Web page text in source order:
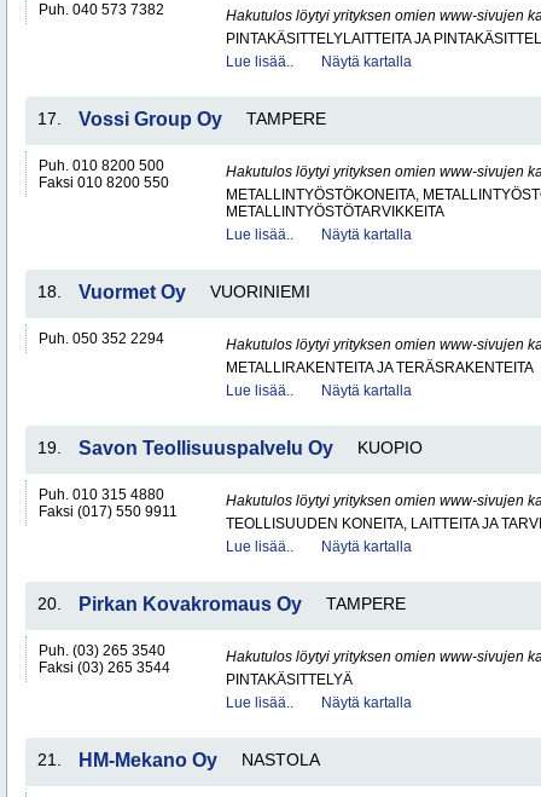
Puh. 040 573 7382
Hakutulos löytyi yrityksen omien www-sivujen
PINTAKÄSITTELYLAITTEITA JA
Lue lisää..
Näytä kartalla
17. Vossi Group Oy TAMPERE
Puh. 010 8200 500
Faksi 010 8200 550
Hakutulos löytyi yrityksen omien www-sivujen
METALLINTYÖSTÖKONEITA,
METALLINTYÖSTÖTARVIKKEITA
Lue lisää..
Näytä kartalla
18. Vuormet Oy VUORINIEMI
Puh. 050 352 2294
Hakutulos löytyi yrityksen omien www-sivujen
METALLIRAKENTEITA JA TERÄSRAKENTEITA
Lue lisää..
Näytä kartalla
19. Savon Teollisuuspalvelu Oy KUOPIO
Puh. 010 315 4880
Faksi (017) 550 9911
Hakutulos löytyi yrityksen omien www-sivujen
TEOLLISUUDEN KONEITA, LAITTEITA JA
Lue lisää..
Näytä kartalla
20. Pirkan Kovakromaus Oy TAMPERE
Puh. (03) 265 3540
Faksi (03) 265 3544
Hakutulos löytyi yrityksen omien www-sivujen
PINTAKÄSITTELYÄ
Lue lisää..
Näytä kartalla
21. HM-Mekano Oy NASTOLA